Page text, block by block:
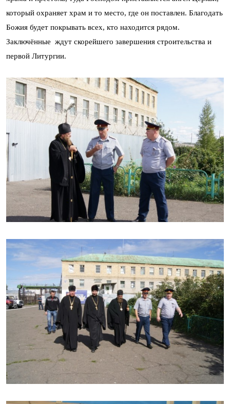
который охраняет храм и то место, где он поставлен. Благодать
Божия будет покрывать всех, кто находится рядом.
Заключённые ждут скорейшего завершения строительства и
первой Литургии.